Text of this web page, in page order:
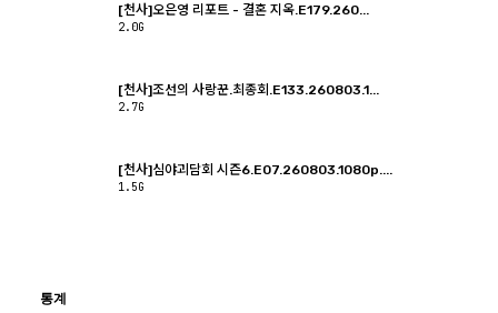
[천사]오은영 리포트 - 결혼 지옥.E179.260...
2.0G
[천사]조선의 사랑꾼.최종회.E133.260803.1...
2.7G
[천사]심야괴담회 시즌6.E07.260803.1080p....
1.5G
통계